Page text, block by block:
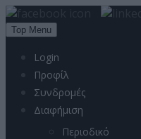
Top Menu
Login
Προφίλ
Συνδρομές
Διαφήμιση
Περιοδικό